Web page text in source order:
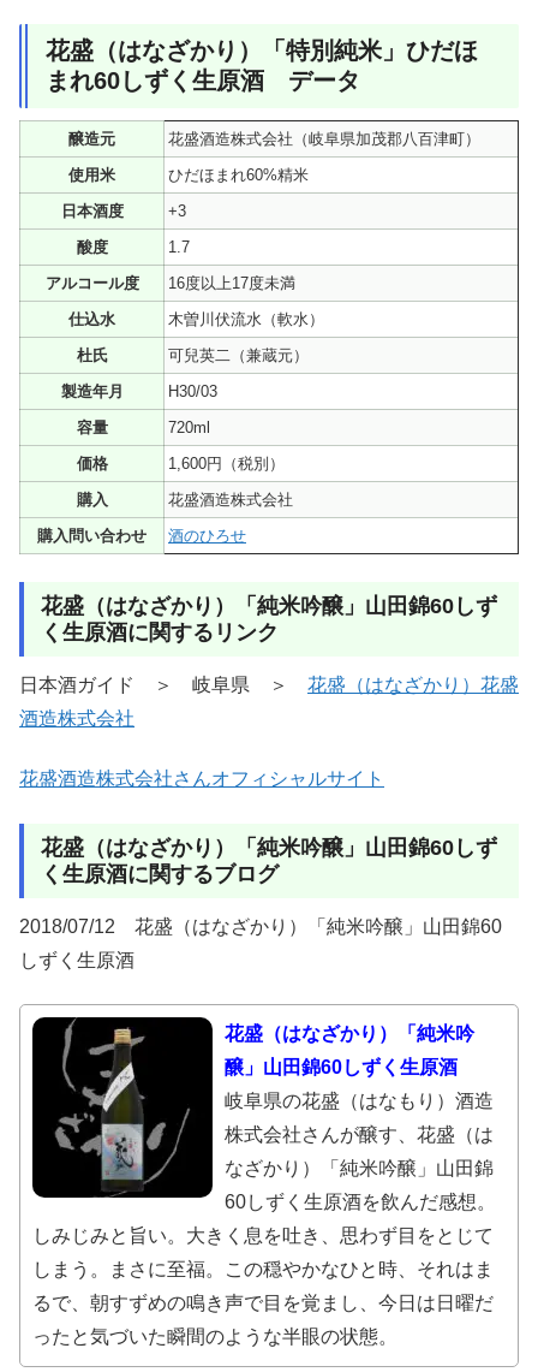
花盛（はなざかり）「特別純米」ひだほ
まれ60しずく生原酒 データ
醸造元
花盛酒造株式会社（岐阜県加茂郡八百津町）
使用米
ひだほまれ60%精米
日本酒度
+3
酸度
1.7
アルコール度
16度以上17度未満
仕込水
木曽川伏流水（軟水）
杜氏
可兒英二（兼蔵元）
製造年月
H30/03
容量
720ml
価格
1,600円（税別）
購入
花盛酒造株式会社
購入問い合わせ
酒のひろせ
花盛（はなざかり）「純米吟醸」山田錦60しず
く生原酒に関するリンク
日本酒ガイド ＞ 岐阜県 ＞ 花盛（はなざかり）花盛
酒造株式会社
花盛酒造株式会社さんオフィシャルサイト
花盛（はなざかり）「純米吟醸」山田錦60しず
く生原酒に関するブログ
2018/07/12 花盛（はなざかり）「純米吟醸」山田錦60
しずく生原酒
花盛（はなざかり）「純米吟
醸」山田錦60しずく生原酒
岐阜県の花盛（はなもり）酒造
株式会社さんが醸す、花盛（は
なざかり）「純米吟醸」山田錦
60しずく生原酒を飲んだ感想。
しみじみと旨い。大きく息を吐き、思わず目をとじて
しまう。まさに至福。この穏やかなひと時、それはま
るで、朝すずめの鳴き声で目を覚まし、今日は日曜だ
ったと気づいた瞬間のような半眼の状態。